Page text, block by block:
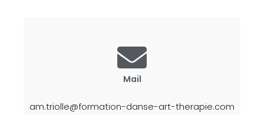
Mail
am.triolle@formation-danse-art-therapie.com